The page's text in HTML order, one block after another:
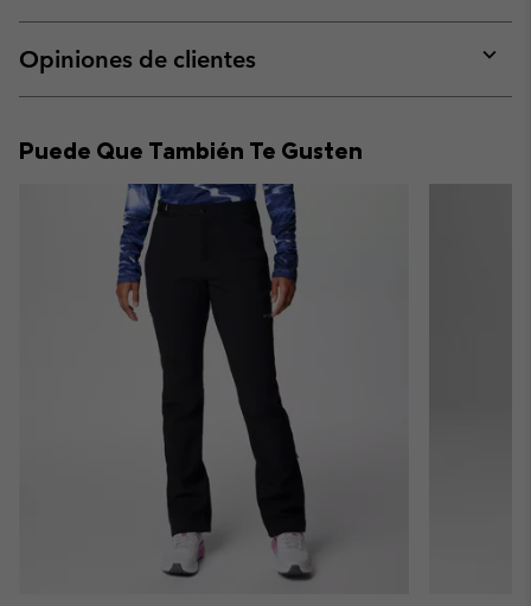
or
Opiniones de clientes
or
Puede Que También Te Gusten